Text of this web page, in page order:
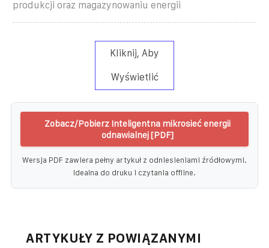
produkcji oraz magazynowaniu energii
Kliknij, Aby
Wyświetlić
Zobacz/Pobierz Inteligentna mikrosieć energii
odnawialnej [PDF]
Wersja PDF zawiera pełny artykuł z odniesieniami źródłowymi.
Idealna do druku i czytania offline.
ARTYKUŁY Z POWIĄZANYMI